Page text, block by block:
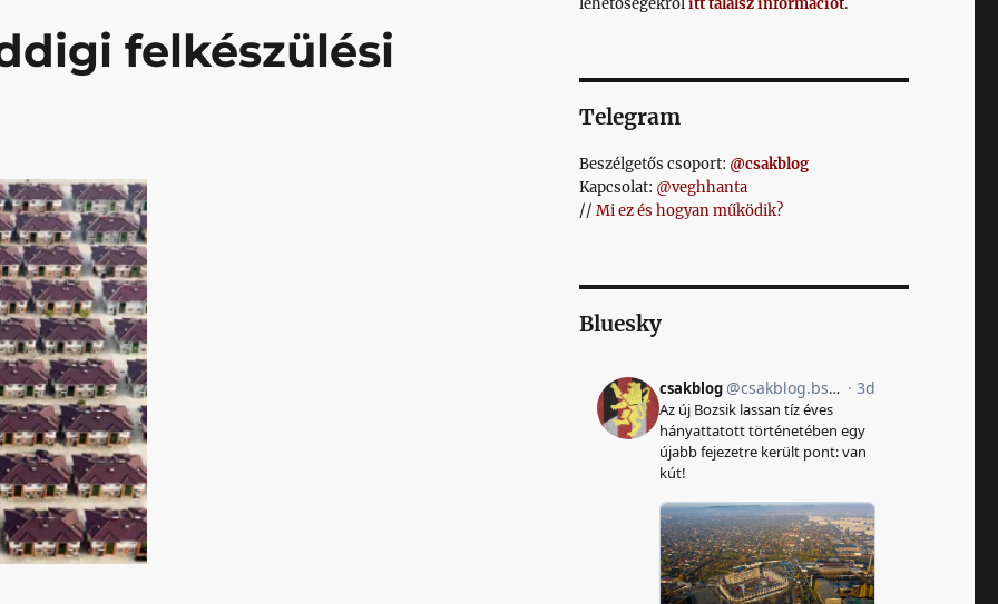
felkészülési
lehetőségekrőlitt találsz információt.
Telegram
Beszélgetős csoport: @csakblog
Kapcsolat: @veghhanta
// Mi ez és hogyan működik?
Bluesky